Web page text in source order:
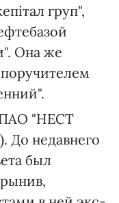
груп",
Она же
ПАО "НЕСТ
До недавнего
был